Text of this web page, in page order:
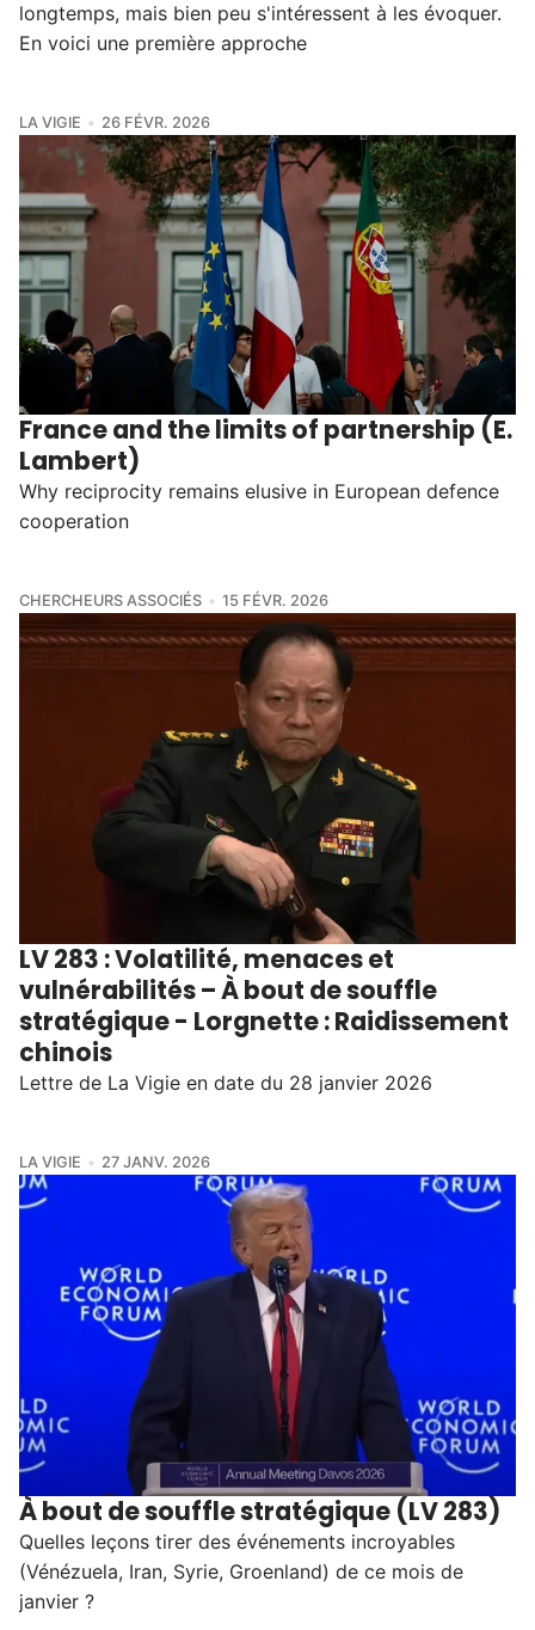
longtemps, mais bien peu s'intéressent à les évoquer.
En voici une première approche
LA VIGIE 26 FÉVR. 2026
France and the limits of partnership (E.
Lambert)
Why reciprocity remains elusive in European defence
cooperation
CHERCHEURS ASSOCIÉS 15 FÉVR. 2026
LV 283 : Volatilité, menaces et
vulnérabilités – À bout de souffle
stratégique - Lorgnette : Raidissement
chinois
Lettre de La Vigie en date du 28 janvier 2026
LA VIGIE 27 JANV. 2026
À bout de souffle stratégique (LV 283)
Quelles leçons tirer des événements incroyables
(Vénézuela, Iran, Syrie, Groenland) de ce mois de
janvier ?